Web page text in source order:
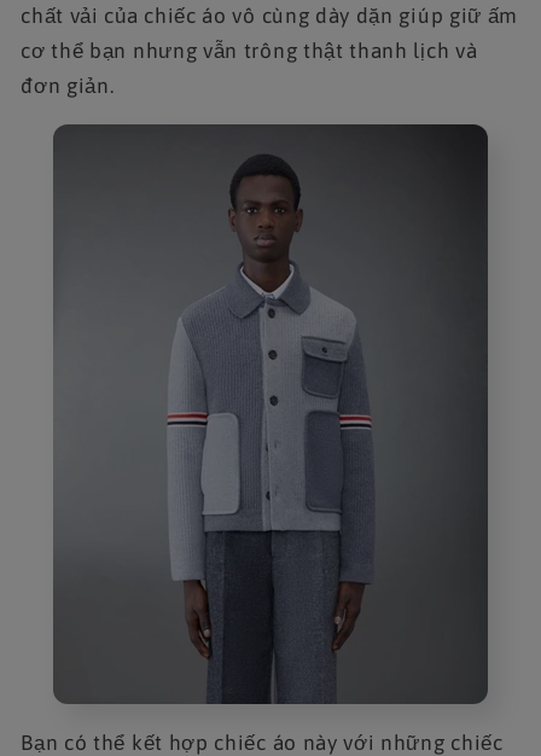
chất vải của chiếc áo vô cùng dày dặn giúp giữ ấm
cơ thể bạn nhưng vẫn trông thật thanh lịch và
đơn giản.
Bạn có thể kết hợp chiếc áo này với những chiếc